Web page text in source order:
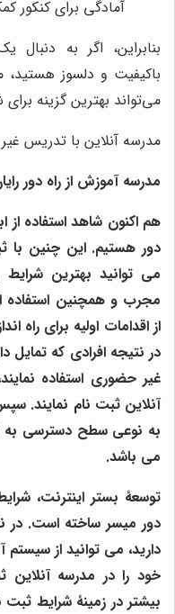
آمادگی برای کنکور
بنابراین، اگر به
باکیفیت و دلسوز هستید،
می‌تواند بهترین گزینه برای
مدرسه آنلاین با تدریس
مدرسه آموزش از راه دور
هم اکنون شاهد استفاده از
دور هستیم. این چنین با
می توانید بهترین شرایط
مجرب و همچنین استفاده
از اقدامات اولیه برای
در نتیجه افرادی که تمایل
غیر حضوری استفاده
آنلاین ثبت نام نمایند.
به نوعی سطح دسترسی به
می باشد.
توسعۀ بستر اینترنت،
دور میسر ساخته است. در
دارید، می توانید از
خود را در مدرسه
بیشتر در زمینۀ شرایط ثبت